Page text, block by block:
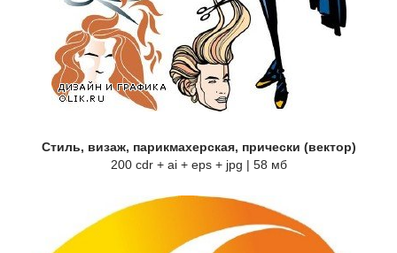
Стиль, визаж, парикмахерская, прически (вектор)
200 cdr + ai + eps + jpg | 58 мб